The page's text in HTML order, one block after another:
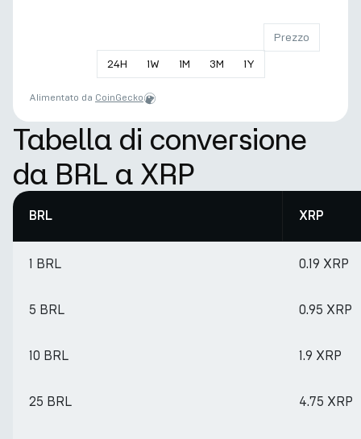
24H 1W 1M 3M 1Y
Prezzo
Alimentato da CoinGecko
Tabella di conversione
da BRL a XRP
BRL XRP
1 BRL 0.19 XRP
5 BRL 0.95 XRP
10 BRL 1.9 XRP
25 BRL 4.75 XRP